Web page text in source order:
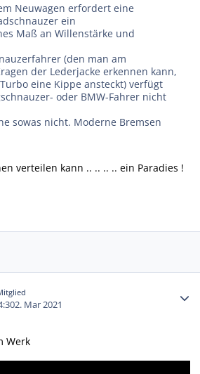
Neuwagen erfordert eine
ein
Maß an Willenstärke und
(den man am
der Lederjacke erkennen kann,
eine Kippe ansteckt) verfügt
oder BMW-Fahrer nicht
sowas nicht. Moderne Bremsen
verteilen kann .. .. .. .. ein Paradies !
2. Mar 2021
Werk